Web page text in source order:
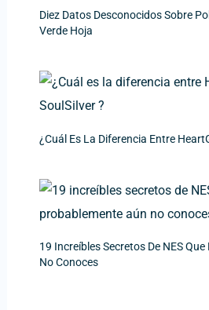
Diez Datos Desconocidos Sobre
Verde Hoja
¿Cuál Es La Diferencia Entre
19 Increíbles Secretos De NES
No Conoces